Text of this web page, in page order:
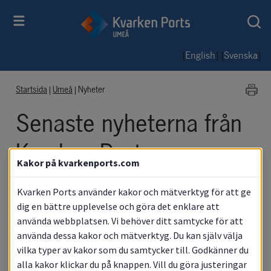
[English] [Svenska]
Startsida Umeå Nyheter
Senaste nyheterna från
Kvarken Ports
Umeå
Nyheter
Kakor på kvarkenports.com
Kvarken Ports använder kakor och mätverktyg för att ge
dig en bättre upplevelse och göra det enklare att
använda webbplatsen. Vi behöver ditt samtycke för att
använda dessa kakor och mätverktyg. Du kan själv välja
vilka typer av kakor som du samtycker till. Godkänner du
alla kakor klickar du på knappen. Vill du göra justeringar